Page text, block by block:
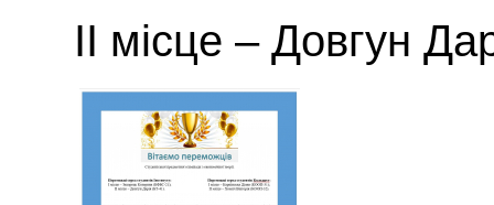
ІІ місце – Довгун